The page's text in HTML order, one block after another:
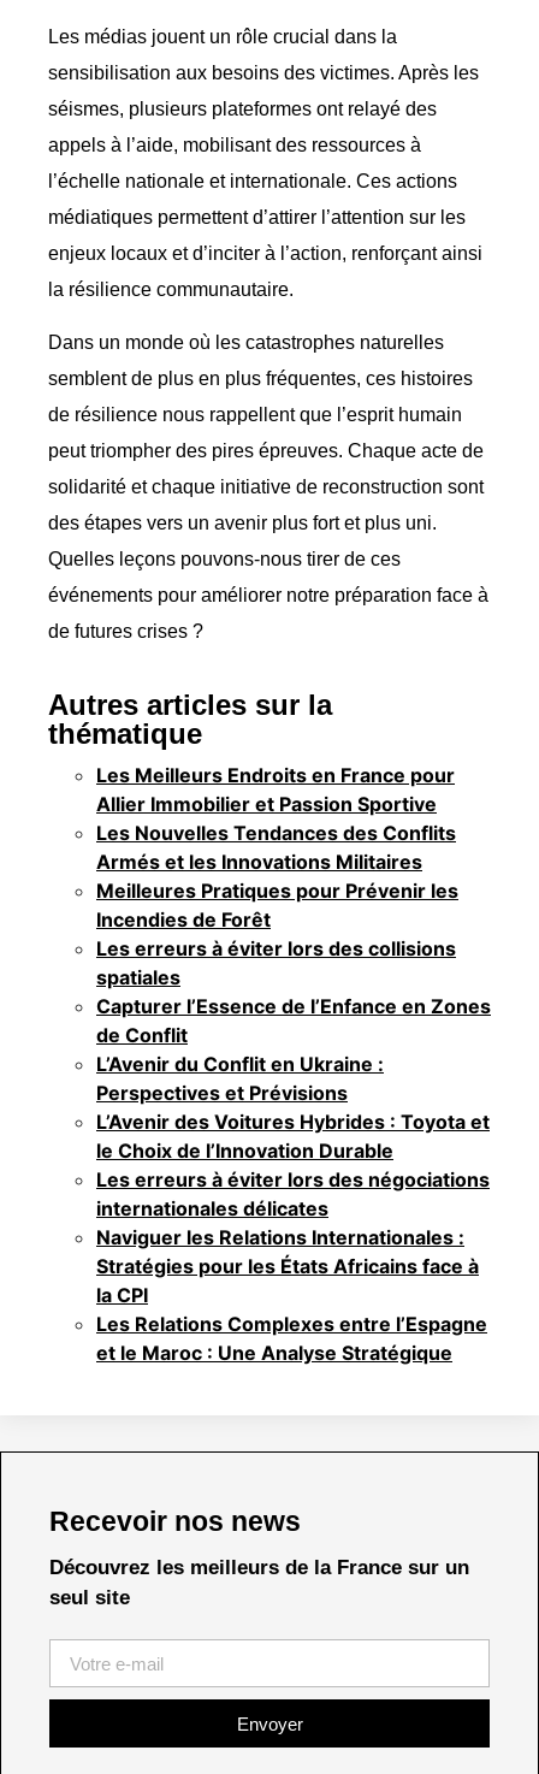
Les médias jouent un rôle crucial dans la
sensibilisation aux besoins des victimes. Après les
séismes, plusieurs plateformes ont relayé des
appels à l’aide, mobilisant des ressources à
l’échelle nationale et internationale. Ces actions
médiatiques permettent d’attirer l’attention sur les
enjeux locaux et d’inciter à l’action, renforçant ainsi
la résilience communautaire.
Dans un monde où les catastrophes naturelles
semblent de plus en plus fréquentes, ces histoires
de résilience nous rappellent que l’esprit humain
peut triompher des pires épreuves. Chaque acte de
solidarité et chaque initiative de reconstruction sont
des étapes vers un avenir plus fort et plus uni.
Quelles leçons pouvons-nous tirer de ces
événements pour améliorer notre préparation face à
de futures crises ?
Autres articles sur la
thématique
Les Meilleurs Endroits en France pour
Allier Immobilier et Passion Sportive
Les Nouvelles Tendances des Conflits
Armés et les Innovations Militaires
Meilleures Pratiques pour Prévenir les
Incendies de Forêt
Les erreurs à éviter lors des collisions
spatiales
Capturer l’Essence de l’Enfance en Zones
de Conflit
L’Avenir du Conflit en Ukraine :
Perspectives et Prévisions
L’Avenir des Voitures Hybrides : Toyota et
le Choix de l’Innovation Durable
Les erreurs à éviter lors des négociations
internationales délicates
Naviguer les Relations Internationales :
Stratégies pour les États Africains face à
la CPI
Les Relations Complexes entre l’Espagne
et le Maroc : Une Analyse Stratégique
Recevoir nos news
Découvrez les meilleurs de la France sur un
seul site
Envoyer